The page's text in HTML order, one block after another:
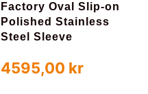
Factory Oval Slip-on
Polished Stainless
Steel Sleeve
4595,00 kr